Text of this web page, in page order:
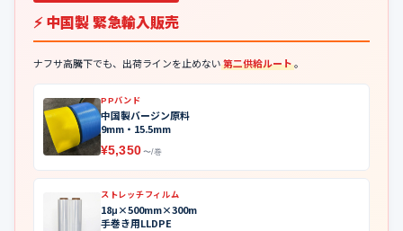
⚡ 中国製 緊急輸入販売
ナフサ高騰下でも、出荷ラインを止めない第二供給ルート。
PPバンド
中国製バージン原料
9mm・15.5mm
¥5,350 〜/巻
ストレッチフィルム
18μ×500mm×300m
手巻き用LLDPE